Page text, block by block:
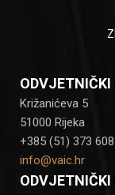
ODVJETNIČKI
Križanićeva 5
51000 Rijeka
+385 (51) 373 608
info@vaic.hr
ODVJETNIČKI